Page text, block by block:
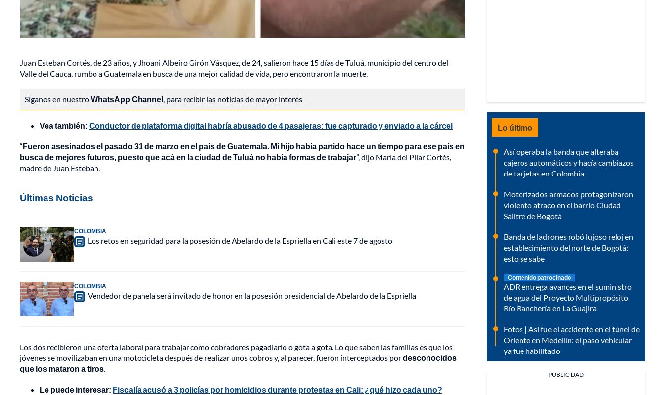
Juan Esteban Cortés, de 23 años, y Jhoani Albeiro Girón Vásquez, de 24, salieron hace 15 días de Tuluá, municipio del centro del
Valle del Cauca, rumbo a Guatemala en busca de una mejor calidad de vida, pero encontraron la muerte.
Síganos en nuestroWhatsApp Channel, para recibir las noticias de mayor interés
Vea también: Conductor de plataforma digital habría abusado de 4 pasajeras: fue capturado y enviado a la cárcel
“Fueron asesinados el pasado 31 de marzo en el país de Guatemala. Mi hijo había partido hace un tiempo para ese país en
busca de mejores futuros, puesto que acá en la ciudad de Tuluá no había formas de trabajar”, dijo María del Pilar Cortés,
madre de Juan Esteban.
Últimas Noticias
COLOMBIA
Los retos en seguridad para la posesión de Abelardo de la Espriella en Cali este 7 de agosto
COLOMBIA
Vendedor de panela será invitado de honor en la posesión presidencial de Abelardo de la Espriella
Los dos recibieron una oferta laboral para trabajar como cobradores pagadiario o gota a gota. Lo que saben las familias es que los
jóvenes se movilizaban en una motocicleta después de realizar unos cobros y, al parecer, fueron interceptados pordesconocidos
que los mataron a tiros.
Le puede interesar: Fiscalía acusó a 3 policías por homicidios durante protestas en Cali: ¿qué hizo cada uno?
Lo último
Así operaba la banda que alteraba
cajeros automáticos y hacía cambiazos
de tarjetas en Colombia
Motorizados armados protagonizaron
violento atraco en el barrio Ciudad
Salitre de Bogotá
Banda de ladrones robó lujoso reloj en
establecimiento del norte de Bogotá:
esto se sabe
Contenido patrocinado
ADR entrega avances en el suministro
de agua del Proyecto Multipropósito
Río Ranchería en La Guajira
Fotos | Así fue el accidente en el túnel de
Oriente en Medellín: el paso vehicular
ya fue habilitado
PUBLICIDAD